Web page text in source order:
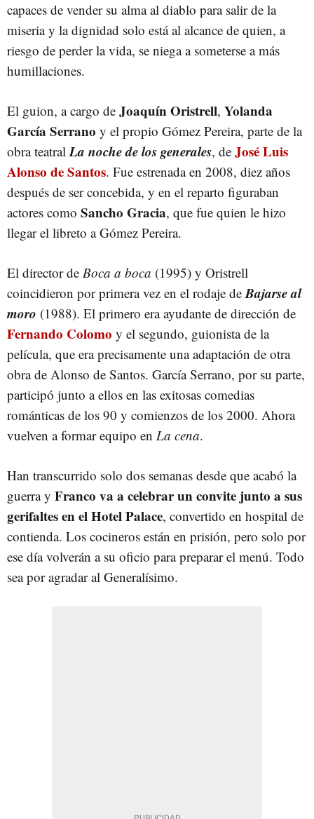
capaces de vender su alma al diablo para salir de la
miseria y la dignidad solo está al alcance de quien, a
riesgo de perder la vida, se niega a someterse a más
humillaciones.
El guion, a cargo de Joaquín Oristrell, Yolanda
García Serrano y el propio Gómez Pereira, parte de la
obra teatral La noche de los generales, de José Luis
Alonso de Santos. Fue estrenada en 2008, diez años
después de ser concebida, y en el reparto figuraban
actores como Sancho Gracia, que fue quien le hizo
llegar el libreto a Gómez Pereira.
El director de Boca a boca (1995) y Oristrell
coincidieron por primera vez en el rodaje de Bajarse al
moro (1988). El primero era ayudante de dirección de
Fernando Colomo y el segundo, guionista de la
película, que era precisamente una adaptación de otra
obra de Alonso de Santos. García Serrano, por su parte,
participó junto a ellos en las exitosas comedias
románticas de los 90 y comienzos de los 2000. Ahora
vuelven a formar equipo en La cena.
Han transcurrido solo dos semanas desde que acabó la
guerra y Franco va a celebrar un convite junto a sus
gerifaltes en el Hotel Palace, convertido en hospital de
contienda. Los cocineros están en prisión, pero solo por
ese día volverán a su oficio para preparar el menú. Todo
sea por agradar al Generalísimo.